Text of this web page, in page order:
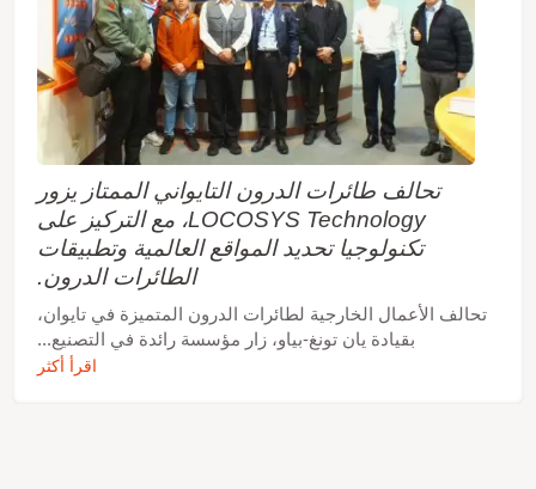
تحالف طائرات الدرون التايواني الممتاز يزور
LOCOSYS Technology، مع التركيز على
تكنولوجيا تحديد المواقع العالمية وتطبيقات
الطائرات الدرون.
تحالف الأعمال الخارجية لطائرات الدرون المتميزة في تايوان،
بقيادة يان تونغ-بياو، زار مؤسسة رائدة في التصنيع...
اقرأ أكثر